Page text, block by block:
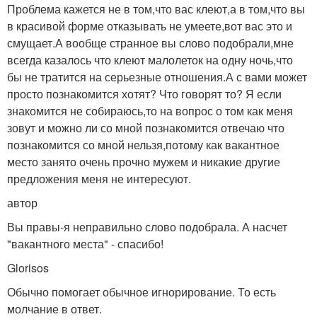
Проблема кажется не в том,что вас клеют,а в том,что вы
в красивой форме отказывать не умеете,вот вас это и
смущает.А вообще странное вы слово подобрали,мне
всегда казалось что клеют малолеток на одну ночь,что
бы не тратится на серьезные отношения.А с вами может
просто познакомится хотят? Что говорят то? Я если
знакомится не собираюсь,то на вопрос о том как меня
зовут и можно ли со мной познакомится отвечаю что
познакомится со мной нельзя,потому как вакантное
место занято очень прочно мужем и никакие другие
предложения меня не интересуют.
автор
Вы правы-я неправильно слово подобрала. А насчет
"вакантного места" - спасибо!
Glorisos
Обычно помогает обычное игнорирование. То есть
молчание в ответ.